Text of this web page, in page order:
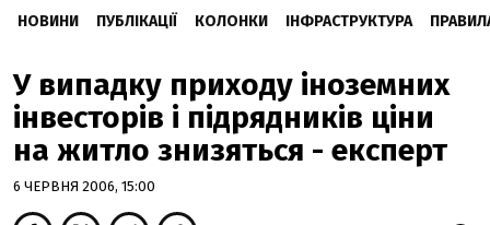
НОВИНИ ПУБЛІКАЦІЇ КОЛОНКИ ІНФРАСТРУКТУРА
У випадку приходу іноземних
інвесторів і підрядників ціни
на житло знизяться - експерт
6 ЧЕРВНЯ 2006, 15:00